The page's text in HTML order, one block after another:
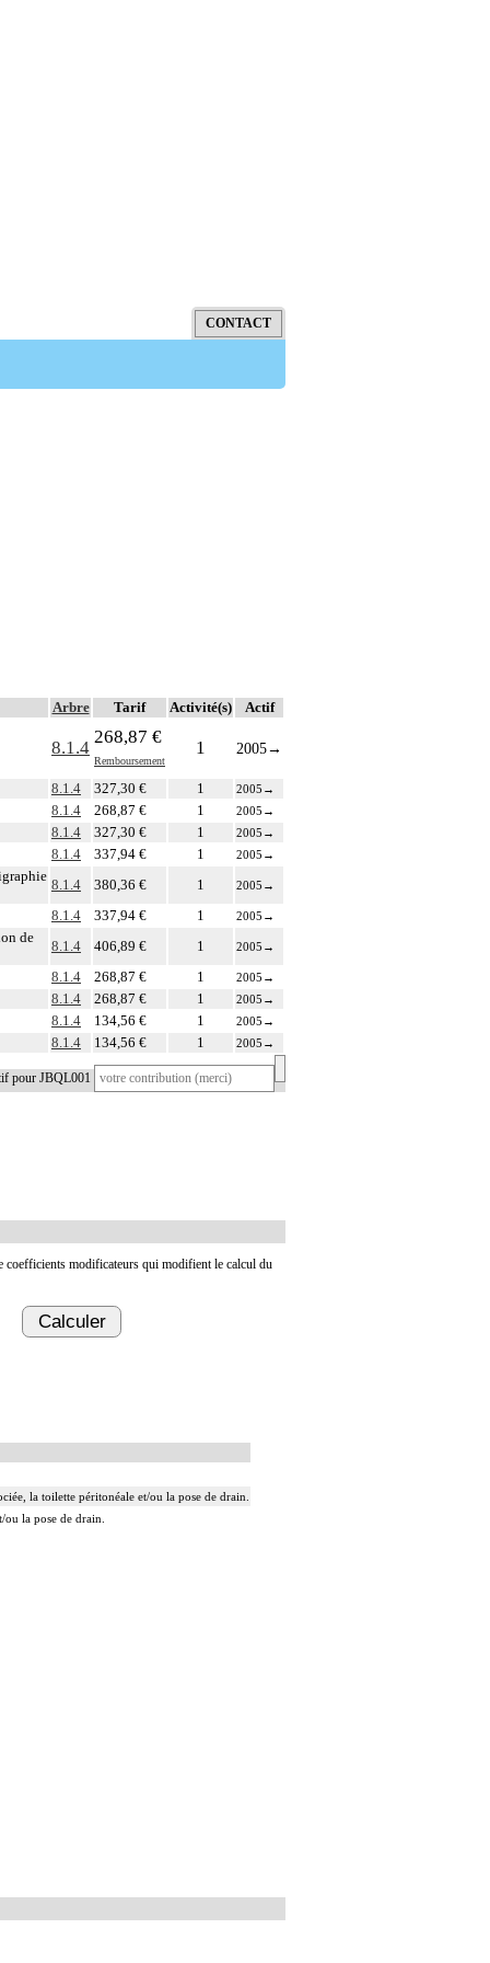
Arbre Tarif Activité(s) Actif
8.1.4
268,87 €
Remboursement
1 2005→
8.1.4 327,30 € 1 2005 →
8.1.4 268,87 € 1 2005 →
8.1.4 327,30 € 1 2005 →
8.1.4 337,94 € 1 2005 →
8.1.4 380,36 € 1 2005 →
8.1.4 337,94 € 1 2005 →
de
8.1.4 406,89 € 1 2005 →
8.1.4 268,87 € 1 2005 →
8.1.4 268,87 € 1 2005 →
8.1.4 134,56 € 1 2005 →
8.1.4 134,56 € 1 2005 →
pour JBQL001
coefficients modificateurs qui modifient le calcul du
Calculer
la toilette péritonéale et/ou la pose de drain.
la pose de drain.